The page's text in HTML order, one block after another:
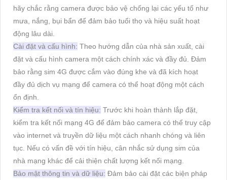
hãy chắc rằng camera được bảo vệ chống lại các yếu tố như
mưa, nắng, bụi bẩn để đảm bảo tuổi thọ và hiệu suất hoạt
động lâu dài.
Cài đặt và cấu hình: Theo hướng dẫn của nhà sản xuất, cài
đặt và cấu hình camera một cách chính xác và đầy đủ. Đảm
bảo rằng sim 4G được cắm vào đúng khe và đã kích hoạt
đầy đủ dịch vụ mạng để camera có thể hoạt động một cách
ổn định.
Kiểm tra kết nối và tín hiệu: Trước khi hoàn thành lắp đặt,
kiểm tra kết nối mạng 4G để đảm bảo camera có thể truy cập
vào internet và truyền dữ liệu một cách nhanh chóng và liên
tục. Nếu có vấn đề với tín hiệu, cân nhắc sử dụng sim của
nhà mạng khác để cải thiện chất lượng kết nối mạng.
Bảo mật thông tin và dữ liệu: Đảm bảo cài đặt các biện pháp